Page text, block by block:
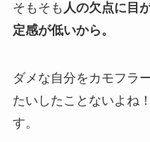
そもそも 人の欠点に目
定感が低いから。
ダメな自分をカモフラ
たいしたことないよね
す。